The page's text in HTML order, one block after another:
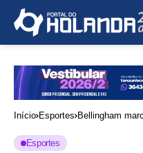
Início Esportes Bellingham
Esportes